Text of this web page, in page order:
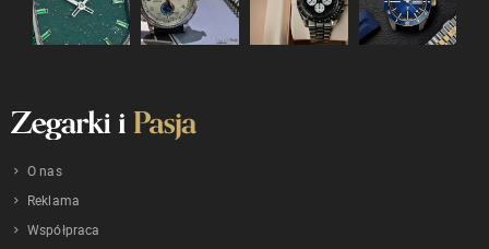
O nas
Reklama
Współpraca